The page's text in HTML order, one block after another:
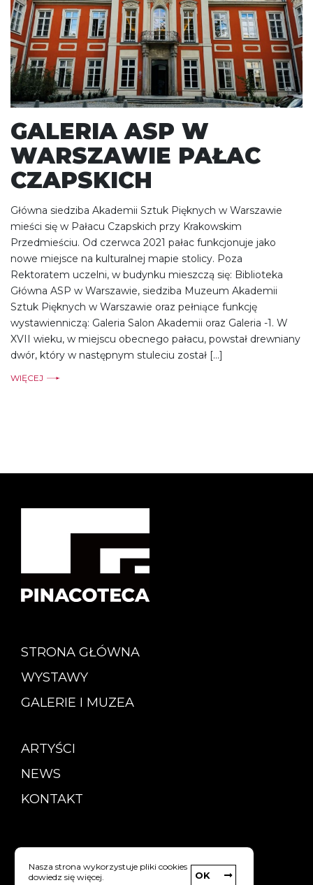
GALERIA ASP W
WARSZAWIE PAŁAC
CZAPSKICH
Główna siedziba Akademii Sztuk Pięknych w Warszawie
mieści się w Pałacu Czapskich przy Krakowskim
Przedmieściu. Od czerwca 2021 pałac funkcjonuje jako
nowe miejsce na kulturalnej mapie stolicy. Poza
Rektoratem uczelni, w budynku mieszczą się: Biblioteka
Główna ASP w Warszawie, siedziba Muzeum Akademii
Sztuk Pięknych w Warszawie oraz pełniące funkcję
wystawienniczą: Galeria Salon Akademii oraz Galeria -1. W
XVII wieku, w miejscu obecnego pałacu, powstał drewniany
dwór, który w następnym stuleciu został […]
WIĘCEJ
STRONA GŁÓWNA
WYSTAWY
GALERIE I MUZEA
ARTYŚCI
NEWS
KONTAKT
Copyright © Pinacoteca
Polityka prywatności
Nasza strona wykorzystuje pliki cookies
dowiedz się więcej.
OK